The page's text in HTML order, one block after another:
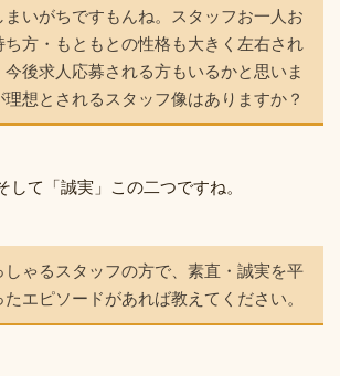
いがちですもんね。スタッフお一人お
方・もともとの性格も大きく左右され
今後求人応募される方もいるかと思いま
想とされるスタッフ像はありますか？
して「誠実」この二つですね。
ゃるスタッフの方で、素直・誠実を平
エピソードがあれば教えてください。